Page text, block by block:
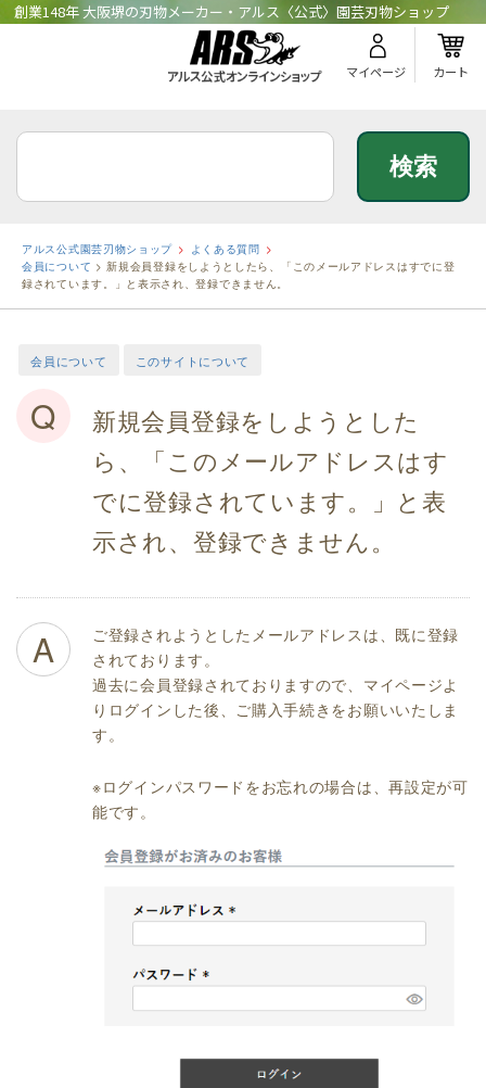
創業148年 大阪堺の刃物メーカー・アルス〈公式〉園芸刃物ショップ
マイページ カート
アルス公式園芸刃物ショップ
よくある質問
会員について >新規会員登録をしようとしたら、「このメールアドレスはすでに登
録されています。」と表示され、登録できません。
会員について このサイトについて
Q
新規会員登録をしようとした
ら、「このメールアドレスはす
でに登録されています。」と表
示され、登録できません。
A
ご登録されようとしたメールアドレスは、既に登録
されております。
過去に会員登録されておりますので、マイページよ
りログインした後、ご購入手続きをお願いいたしま
す。
※ログインパスワードをお忘れの場合は、再設定が可
能です。